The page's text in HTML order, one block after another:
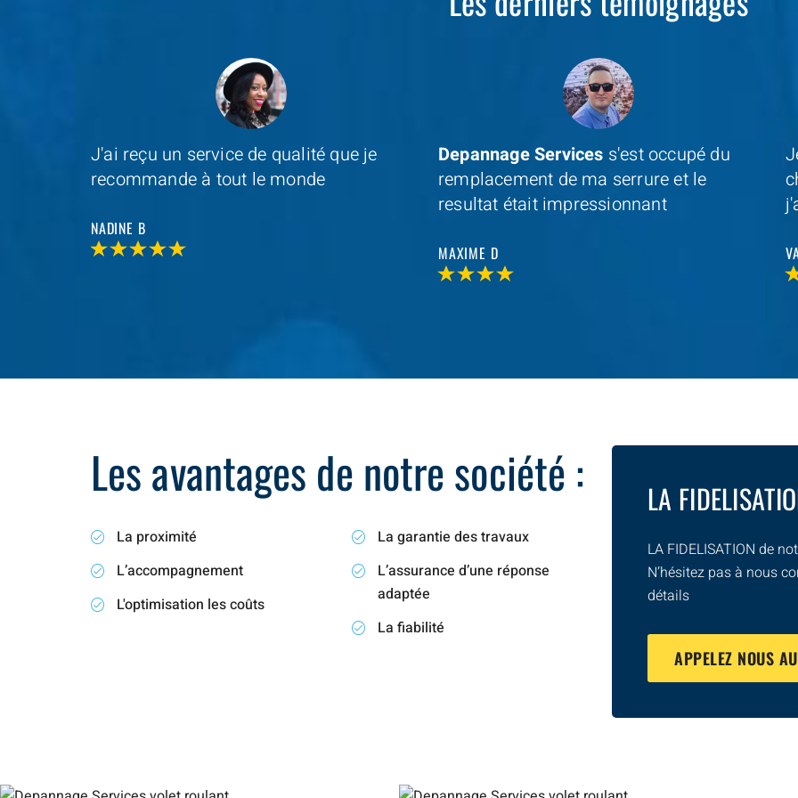
Depannage Servicess'est occupé du
remplacement de ma serrure et le
MAXIME D
Je cherchais un professionel à coté de
chez moi et avecDepannage Services
j'ai trouvé et je n'ai pas été decu
VALERIE V
Les avantages de notre société :
La proximité
L’accompagnement
L'optimisation les coûts
La garantie des travaux
L’assurance d’une réponse
adaptée
La fiabilité
LA
LA FIDELISATION de
N’hésitez pas à nous
détails
APPELEZ NOUS AU